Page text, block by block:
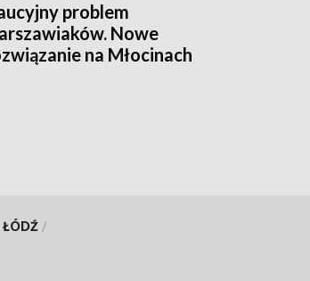
problem
Nowe
na Młocinach
ŁÓDŹ /